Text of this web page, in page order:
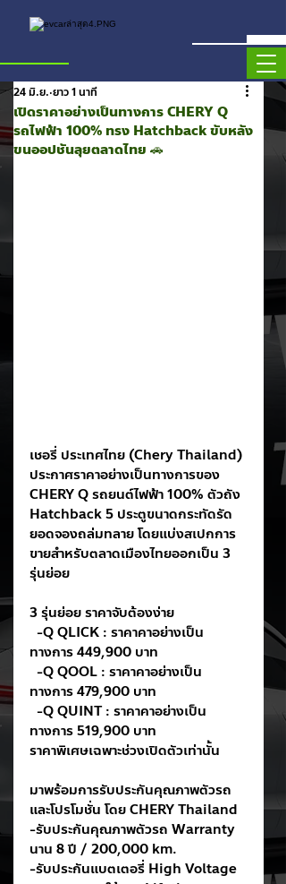
เปิดราคาอย่างเป็นทางการ CHERY Q
รถไฟฟ้า 100% ทรง Hatchback ขับหลัง
ขนออปชันลุยตลาดไทย 🚗
24 มิ.ย. ยาว 1 นาที
เชอรี่ ประเทศไทย (Chery Thailand)
ประกาศราคาอย่างเป็นทางการของ
CHERY Q รถยนต์ไฟฟ้า 100% ตัวถัง
Hatchback 5 ประตูขนาดกระทัดรัด
ยอดจองถล่มทลาย โดยแบ่งสเปกการ
ขายสำหรับตลาดเมืองไทยออกเป็น 3
รุ่นย่อย
3 รุ่นย่อย ราคาจับต้องง่าย
ทางการ 449,900 บาท
ทางการ 479,900 บาท
ทางการ 519,900 บาท
ราคาพิเศษเฉพาะช่วงเปิดตัวเท่านั้น
มาพร้อมการรับประกันคุณภาพตัวรถ
และโปรโมชั่น โดย CHERY Thailand
-รับประกันคุณภาพตัวรถ Warranty
นาน 8 ปี / 200,000 km.
-รับประกันแบตเตอรี่ High Voltage